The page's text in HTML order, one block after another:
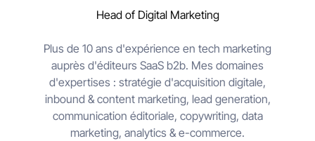
Head of Digital Marketing
Plus de 10 ans d'expérience en tech marketing
auprès d'éditeurs SaaS b2b. Mes domaines
d'expertises : stratégie d'acquisition digitale,
inbound & content marketing, lead generation,
communication éditoriale, copywriting, data
marketing, analytics & e-commerce.